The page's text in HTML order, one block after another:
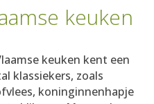
INLOGGEN
AANMELDEN
keuken
keuken kent een
klassiekers, zoals
koninginnenhapje